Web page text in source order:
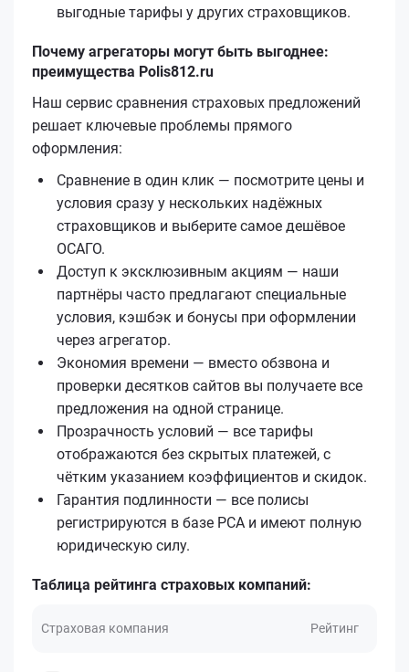
выгодные тарифы у других страховщиков.
Почему агрегаторы могут быть выгоднее:
преимущества Polis812.ru
Наш сервис сравнения страховых предложений
решает ключевые проблемы прямого
оформления:
Сравнение в один клик — посмотрите цены и
условия сразу у нескольких надёжных
страховщиков и выберите самое дешёвое
ОСАГО.
Доступ к эксклюзивным акциям — наши
партнёры часто предлагают специальные
условия, кэшбэк и бонусы при оформлении
через агрегатор.
Экономия времени — вместо обзвона и
проверки десятков сайтов вы получаете все
предложения на одной странице.
Прозрачность условий — все тарифы
отображаются без скрытых платежей, с
чётким указанием коэффициентов и скидок.
Гарантия подлинности — все полисы
регистрируются в базе РСА и имеют полную
юридическую силу.
Таблица рейтинга страховых компаний:
Страховая компания Рейтинг